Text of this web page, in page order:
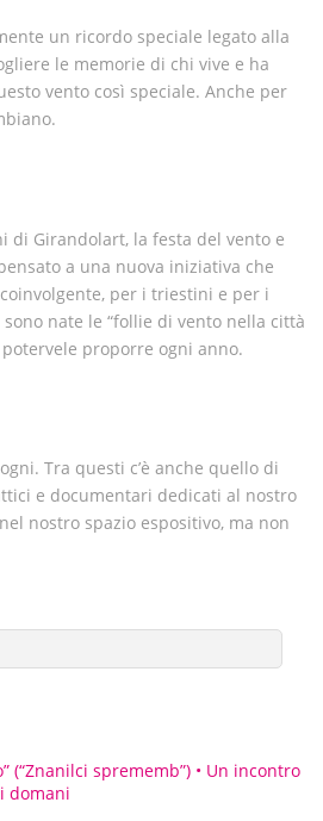
un ricordo speciale legato alla
le memorie di chi vive e ha
vento così speciale. Anche per
di Girandolart, la festa del vento e
a una nuova iniziativa che
per i triestini e per i
nate le “follie di vento nella città
proporre ogni anno.
Tra questi c’è anche quello di
e documentari dedicati al nostro
nostro spazio espositivo, ma non
(“Znanilci sprememb”) • Un incontro
domani